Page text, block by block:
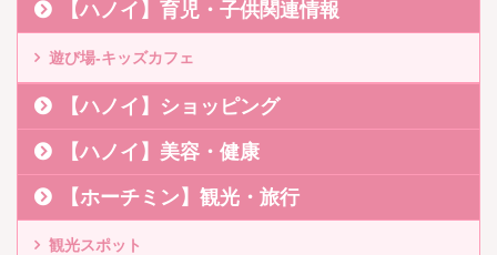
【ハノイ】育児・子供関連情報
遊び場-キッズカフェ
【ハノイ】ショッピング
【ハノイ】美容・健康
【ホーチミン】観光・旅行
観光スポット